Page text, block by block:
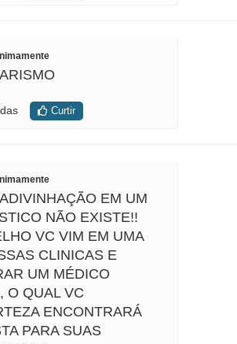
Curtir
EM UM
NÃO EXISTE!!
VC VIM EM UMA
CLINICAS E
UM MÉDICO
O QUAL VC
ENCONTRARÁ
PARA SUAS